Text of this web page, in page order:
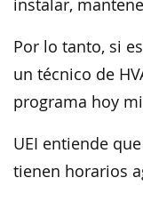
instalar,
Por lo tanto, si
un técnico de
programa hoy
UEI entiende
tienen horarios